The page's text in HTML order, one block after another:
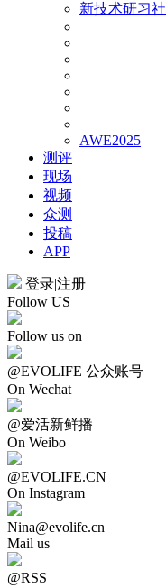
新技术研习社
AWE2025
测评
现场
视频
众测
投稿
APP
登录|注册
Follow US
Follow us on
@EVOLIFE 公众账号
On Wechat
@爱活新鲜播
On Weibo
@EVOLIFE.CN
On Instagram
Nina@evolife.cn
Mail us
@RSS